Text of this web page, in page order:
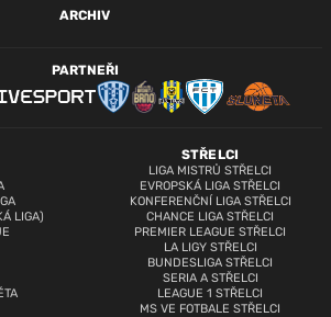
ARCHIV
LIGA)
STŘELCI
LIGA MISTRŮ STŘELCI
EVROPSKÁ LIGA STŘELCI
KONFERENČNÍ LIGA STŘELCI
CHANCE LIGA STŘELCI
PREMIER LEAGUE STŘELCI
LA LIGY STŘELCI
BUNDESLIGA STŘELCI
SERIA A STŘELCI
LEAGUE 1 STŘELCI
MS VE FOTBALE STŘELCI
PARTNEŘI